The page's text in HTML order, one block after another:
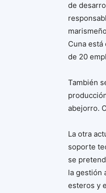
de
Cuna
de 20
También
abejorro.
La otra
soporte
se
la gestión
esteros y